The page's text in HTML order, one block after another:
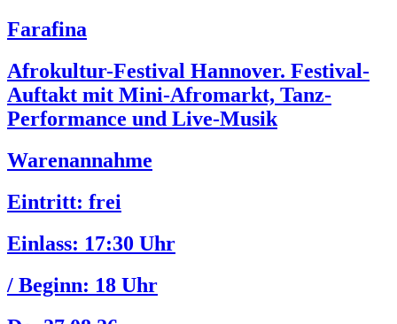
Farafina
Afrokultur-Festival Hannover. Festival-
Auftakt mit Mini-Afromarkt, Tanz-
Performance und Live-Musik
Warenannahme
Eintritt: frei
Einlass: 17:30 Uhr
/ Beginn: 18 Uhr